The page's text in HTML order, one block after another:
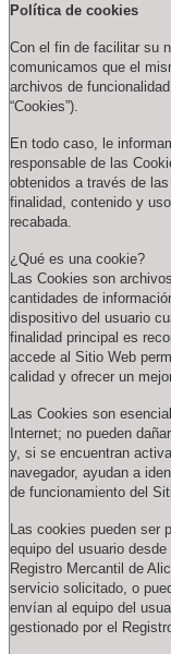
Política de cookies
Con el fin de facilitar su
comunicamos que el
archivos de
“Cookies”).
En todo caso, le
responsable de las
obtenidos a través de
finalidad, contenido y
recabada.
¿Qué es una cookie?
Las Cookies son
cantidades de
dispositivo del usuario
finalidad principal es
accede al Sitio Web
calidad y ofrecer un
Las Cookies son
Internet; no pueden
y, si se encuentran
navegador, ayudan a
de funcionamiento del
Las cookies pueden ser
equipo del usuario
Registro Mercantil de
servicio solicitado, o
envían al equipo del
gestionado por el